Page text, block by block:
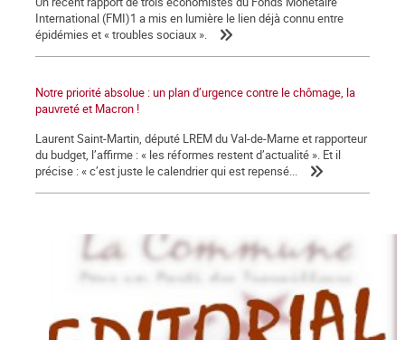
International (FMI)1 a mis en lumière le lien déjà connu entre
épidémies et « troubles sociaux ».
Notre priorité absolue : un plan d’urgence contre le chômage, la
pauvreté et Macron !
Laurent Saint-Martin, député LREM du Val-de-Marne et rapporteur
du budget, l’affirme : « les réformes restent d’actualité ». Et il
précise : « c’est juste le calendrier qui est repensé...